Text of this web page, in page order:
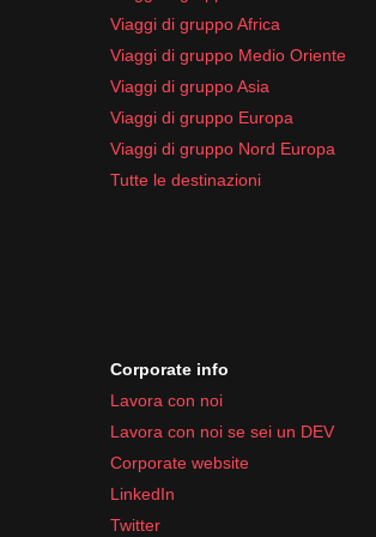
Viaggi di gruppo Africa
Viaggi di gruppo Medio Oriente
Viaggi di gruppo Asia
Viaggi di gruppo Europa
Viaggi di gruppo Nord Europa
Tutte le destinazioni
Corporate info
Lavora con noi
Lavora con noi se sei un DEV
Corporate website
LinkedIn
Twitter